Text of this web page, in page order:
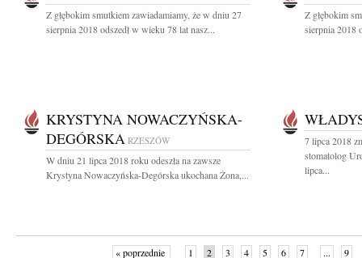
Z głębokim smutkiem zawiadamiamy, że w dniu 27
sierpnia 2018 odszedł w wieku 78 lat nasz...
Z głębokim
sierpnia 2018
KRYSTYNA NOWACZYŃSKA-
DEGÓRSKA RZESZÓW
W dniu 21 lipca 2018 roku odeszła na zawsze
Krystyna Nowaczyńska-Degórska ukochana Żona,...
7 lipca 2018
stomatolog
lipca...
« poprzednie 1 2 3 4 5 6 7 ... 9